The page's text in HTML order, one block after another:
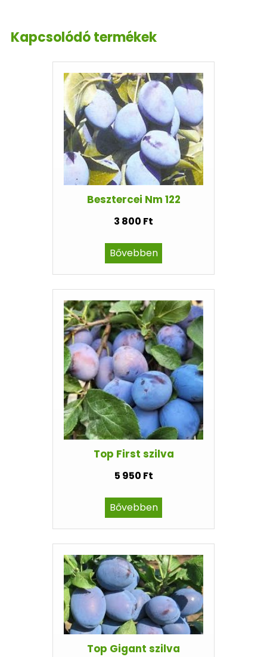
Kapcsolódó termékek
Besztercei Nm 122
3 800 Ft
Bővebben
Top First szilva
5 950 Ft
Bővebben
Top Gigant szilva